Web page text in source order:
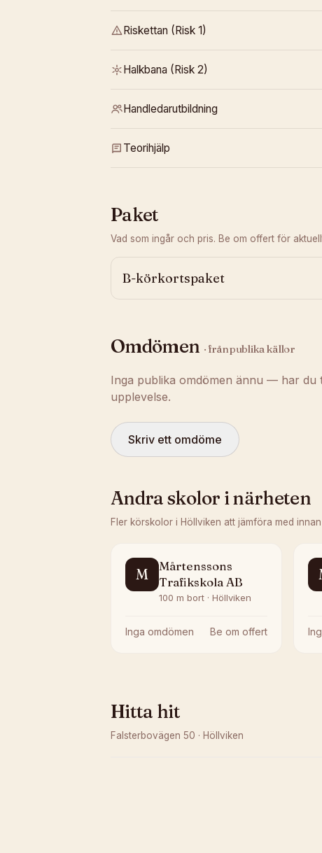
Riskettan (Risk 1)
Halkbana (Risk 2)
Handledarutbildning
Teorihjälp
Paket
Vad som ingår och pris. Be om offert för
B-körkortspaket
Omdömen · från publika källor
Inga publika omdömen ännu — har du
upplevelse.
Skriv ett omdöme
Andra skolor i närheten
Fler körskolor i Höllviken att jämföra med
M
Mårtenssons
Trafikskola AB
100 m bort · Höllviken
Inga omdömen Be om offert
Hitta hit
Falsterbovägen 50 · Höllviken